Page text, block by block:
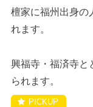
檀家に福州出身の
れます。
興福寺・福済寺と
られます。